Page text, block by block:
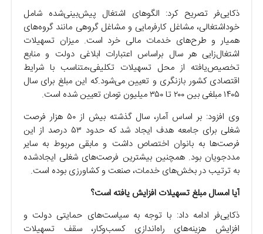
ذکایی‌فر تصریح کرد: الگوهای اشتغال پیش‌بینی‌شده شامل
خوداشتغالی، مشاغل کارفرمایی و مشاغل گروهی مانند گروه‌های
همیار و طرح‌های خدمات مالی خرد است. میزان تسهیلات
اشتغال‌زایی هر سال براساس اعتبارات ابلاغی دولت و منابع
تخصیص‌یافته از محل تسهیلات تکلیفی،متناسب با شرایط
اقتصادی کشور بازنگری و تعیین می‌شود.که این مبلغ برای سال
۱۴۰۵ مبلغی بین ۲۰۰ تا ۳۵۰ میلیون تومان تعیین شده است.
وی افزود: بر اساس آمار، سال گذشته بیش از ۵۰ هزار فرصت
شغلی برای جامعه هدف ایجاد شد که حدود ۵۳ درصد از این
فرصت‌ها به بانوان اختصاص داشت و مابقی مربوط به سایر
مددجویان بود. همچنین بیشترین فرصت‌های شغلی ایجادشده
به ترتیب در بخش‌های خدمات، صنعت و کشاورزی بوده است.
آیا امسال مبلغ تسهیلات افزایش یافته است؟
ذکایی‌فر ادامه داد: با توجه به سیاست‌های حمایتی دولت و
افزایش هزینه‌های راه‌اندازی کسب‌وکار، سقف تسهیلات